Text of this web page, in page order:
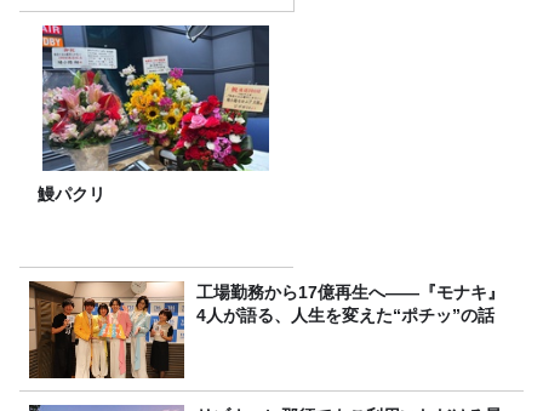
鰻パクリ
工場勤務から17億再生へ——『モナキ』
4人が語る、人生を変えた“ポチッ”の話